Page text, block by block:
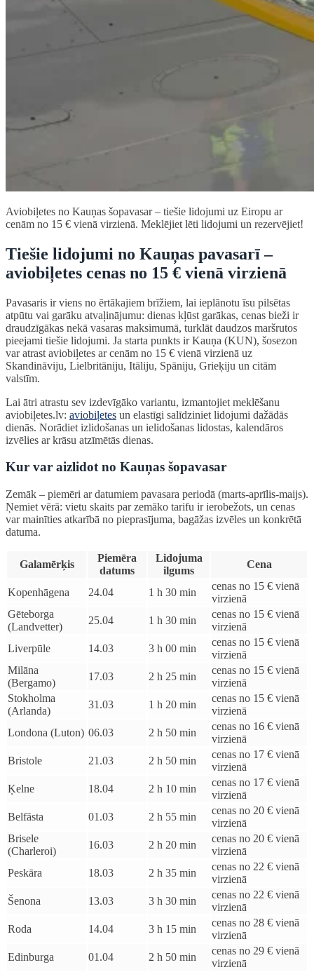
Aviobiļetes no Kauņas šopavasar – tiešie lidojumi uz Eiropu ar
cenām no 15 € vienā virzienā. Meklējiet lēti lidojumi un rezervējiet!
Tiešie lidojumi no Kauņas pavasarī –
aviobiļetes cenas no 15 € vienā virzienā
Pavasaris ir viens no ērtākajiem brīžiem, lai ieplānotu īsu pilsētas
atpūtu vai garāku atvaļinājumu: dienas kļūst garākas, cenas bieži ir
draudzīgākas nekā vasaras maksimumā, turklāt daudzos maršrutos
pieejami tiešie lidojumi. Ja starta punkts ir Kauņa (KUN), šosezon
var atrast aviobiļetes ar cenām no 15 € vienā virzienā uz
Skandināviju, Lielbritāniju, Itāliju, Spāniju, Grieķiju un citām
valstīm.
Lai ātri atrastu sev izdevīgāko variantu, izmantojiet meklēšanu
aviobiļetes.lv: aviobiļetes un elastīgi salīdziniet lidojumi dažādās
dienās. Norādiet izlidošanas un ielidošanas lidostas, kalendāros
izvēlies ar krāsu atzīmētās dienas.
Kur var aizlidot no Kauņas šopavasar
Zemāk – piemēri ar datumiem pavasara periodā (marts-aprīlis-maijs).
Ņemiet vērā: vietu skaits par zemāko tarifu ir ierobežots, un cenas
var mainīties atkarībā no pieprasījuma, bagāžas izvēles un konkrētā
datuma.
Galamērķis
Piemēra
datums
Lidojuma
ilgums
Cena
Kopenhāgena 24.04 1 h 30 min
cenas no 15 € vienā
virzienā
Gēteborga
(Landvetter)
25.04 1 h 30 min
cenas no 15 € vienā
virzienā
Liverpūle
14.03 3 h 00 min
cenas no 15 € vienā
virzienā
Milāna
(Bergamo)
17.03 2 h 25 min
cenas no 15 € vienā
virzienā
Stokholma
(Arlanda)
31.03 1 h 20 min
cenas no 15 € vienā
virzienā
Londona (Luton) 06.03 2 h 50 min
cenas no 16 € vienā
virzienā
Bristole
21.03 2 h 50 min
cenas no 17 € vienā
virzienā
Ķelne
18.04 2 h 10 min
cenas no 17 € vienā
virzienā
Belfāsta
01.03 2 h 55 min
cenas no 20 € vienā
virzienā
Brisele
(Charleroi)
16.03 2 h 20 min
cenas no 20 € vienā
virzienā
Peskāra
18.03 2 h 35 min
cenas no 22 € vienā
virzienā
Šenona
13.03 3 h 30 min
cenas no 22 € vienā
virzienā
Roda
14.04 3 h 15 min
cenas no 28 € vienā
virzienā
Edinburga
01.04 2 h 50 min
cenas no 29 € vienā
virzienā